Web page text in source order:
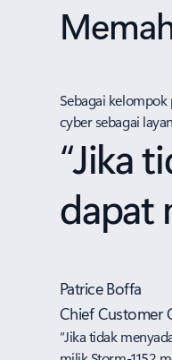
Sebagai kelompok
cyber sebagai
“Jika
dapat
Patrice Boffa
Chief Customer
“Jika tidak